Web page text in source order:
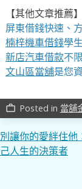
【其他文章推薦】
屏東借錢快速、
楠梓機車借錢學
新店汽車借款不
文山區當舖是您
work_outline Posted in 當舖
文
章
別讓你的愛絆住他
己人生的決策者